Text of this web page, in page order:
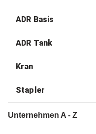
ADR Basis
ADR Tank
Kran
Stapler
Unternehmen A - Z